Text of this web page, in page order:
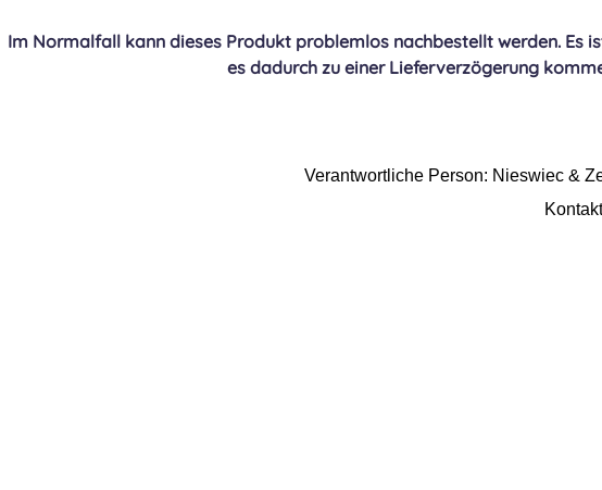
Im Normalfall kann dieses Produkt problemlos nachbestellt werden.
es dadurch zu einer Lieferverzögerung
Verantwortliche Person: Nieswiec &